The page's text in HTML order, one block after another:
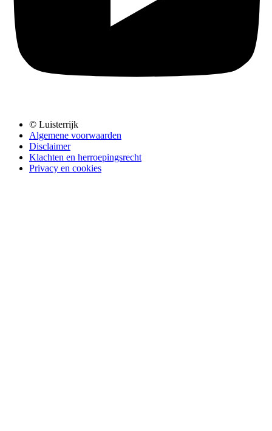
© Luisterrijk
Algemene voorwaarden
Disclaimer
Klachten en herroepingsrecht
Privacy en cookies